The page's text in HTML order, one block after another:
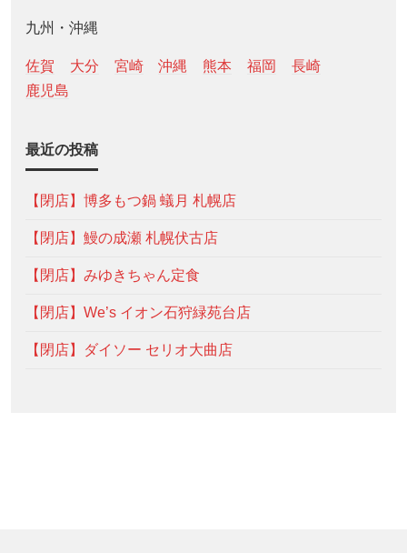
九州・沖縄
佐賀 大分 宮崎 沖縄 熊本 福岡
長崎
鹿児島
最近の投稿
【閉店】博多もつ鍋 蟻月 札幌店
【閉店】鰻の成瀬 札幌伏古店
【閉店】みゆきちゃん定食
【閉店】We’s イオン石狩緑苑台店
【閉店】ダイソー セリオ大曲店